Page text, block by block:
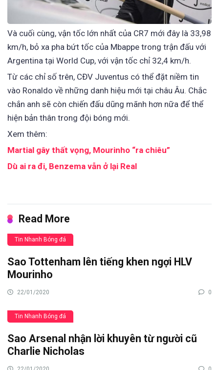
Và cuối cùng, vận tốc lớn nhất của CR7 mới đây là 33,98
km/h, bỏ xa pha bứt tốc của Mbappe trong trận đấu với
Argentina tại World Cup, với vận tốc chỉ 32,4 km/h.
Từ các chỉ số trên, CĐV Juventus có thể đặt niềm tin
vào Ronaldo về những danh hiệu mới tại châu Âu. Chắc
chắn anh sẽ còn chiến đấu dũng mãnh hơn nữa để thể
hiện bản thân trong đội bóng mới.
Xem thêm:
Martial gây thất vọng, Mourinho “ra chiêu”
Dù ai ra đi, Benzema vẫn ở lại Real
Read More
Tin Nhanh Bóng đá
Sao Tottenham lên tiếng khen ngợi HLV
Mourinho
22/01/2020 0
Tin Nhanh Bóng đá
Sao Arsenal nhận lời khuyên từ người cũ
Charlie Nicholas